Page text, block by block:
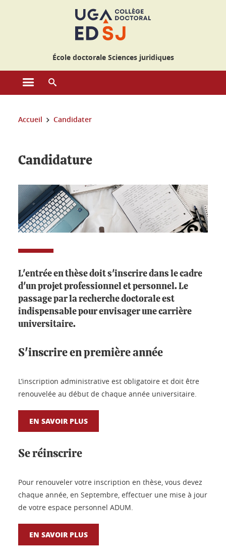
École doctorale Sciences juridiques
Ouvrir le menu principal
Vous êtes ici :
Accueil Candidater
Candidature
L'entrée en thèse doit s'inscrire dans le cadre
d'un projet professionnel et personnel. Le
passage par la recherche doctorale est
indispensable pour envisager une carrière
universitaire.
S'inscrire en première année
L’inscription administrative est obligatoire et doit être
renouvelée au début de chaque année universitaire.
EN SAVOIR PLUS
Se réinscrire
Pour renouveler votre inscription en thèse, vous devez
chaque année, en Septembre, effectuer une mise à jour
de votre espace personnel ADUM.
EN SAVOIR PLUS